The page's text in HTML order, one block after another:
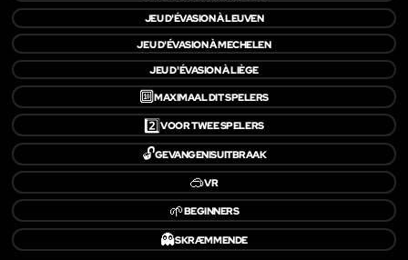
JEU D'ÉVASION À LEUVEN
JEU D'ÉVASION À MECHELEN
JEU D'ÉVASION À LIÈGE
🔟MAXIMAAL DIT SPELERS
2️⃣VOOR TWEE SPELERS
🔓GEVANGENISUITBRAAK
🥽VR
🌱BEGINNERS
👻SKRÆMMENDE